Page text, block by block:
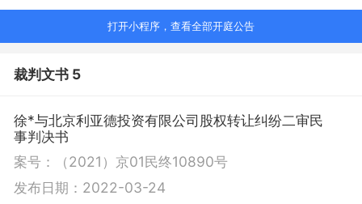
打开小程序，查看全部开庭公告
裁判文书 5
徐*与北京利亚德投资有限公司股权转让纠纷二审民
事判决书
案号：
（2021）京01民终10890号
发布日期： 2022-03-24